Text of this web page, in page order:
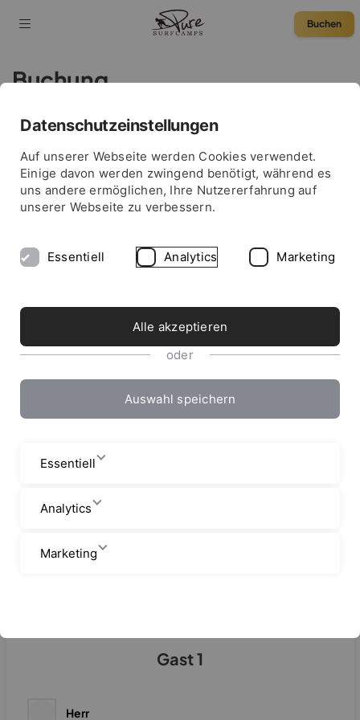
Buchen
Buchung
Camp
Anreise-Datum
Gast 1
Herr
Datenschutzeinstellungen
Auf unserer Webseite werden Cookies verwendet.
Einige davon werden zwingend benötigt, während es
uns andere ermöglichen, Ihre Nutzererfahrung auf
unserer Webseite zu verbessern.
Essentiell Analytics Marketing
Alle akzeptieren
oder
Auswahl speichern
Essentiell
Analytics
Marketing